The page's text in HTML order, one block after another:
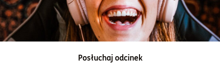
Informacje i dokumenty
O nas
Posłuchaj odcinek